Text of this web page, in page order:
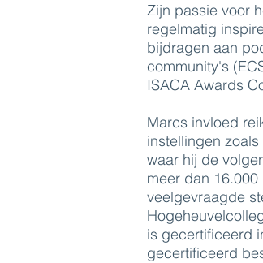
Zijn passie voor
regelmatig
bijdragen aan
community's
ISACA Awards
Marcs invloed
instellingen
waar hij de
meer dan
veelgevraagde
is gecertificeerd
gecertificeerd